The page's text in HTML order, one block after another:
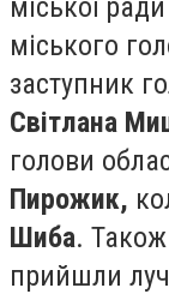
міського
заступник
Світлана
голови
Пирожик,
Шиба.
прийшли